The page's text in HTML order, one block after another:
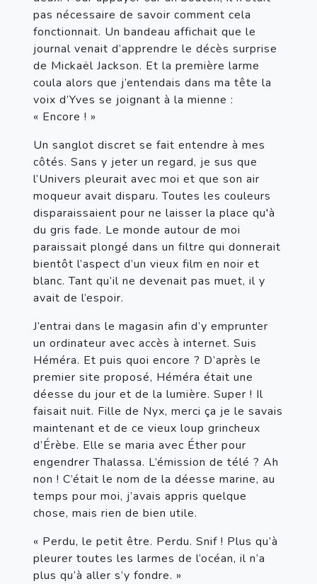
pas nécessaire de savoir comment cela
fonctionnait. Un bandeau affichait que le
journal venait d’apprendre le décès surprise
de Mickaël Jackson. Et la première larme
coula alors que j’entendais dans ma tête la
voix d’Yves se joignant à la mienne :
« Encore ! »
Un sanglot discret se fait entendre à mes
côtés. Sans y jeter un regard, je sus que
l’Univers pleurait avec moi et que son air
moqueur avait disparu. Toutes les couleurs
disparaissaient pour ne laisser la place qu'à
du gris fade. Le monde autour de moi
paraissait plongé dans un filtre qui donnerait
bientôt l’aspect d’un vieux film en noir et
blanc. Tant qu’il ne devenait pas muet, il y
avait de l’espoir.
J’entrai dans le magasin afin d’y emprunter
un ordinateur avec accès à internet. Suis
Héméra. Et puis quoi encore ? D’après le
premier site proposé, Héméra était une
déesse du jour et de la lumière. Super ! Il
faisait nuit. Fille de Nyx, merci ça je le savais
maintenant et de ce vieux loup grincheux
d’Érèbe. Elle se maria avec Éther pour
engendrer Thalassa. L’émission de télé ? Ah
non ! C’était le nom de la déesse marine, au
temps pour moi, j’avais appris quelque
chose, mais rien de bien utile.
« Perdu, le petit être. Perdu. Snif ! Plus qu’à
pleurer toutes les larmes de l’océan, il n’a
plus qu’à aller s’y fondre. »